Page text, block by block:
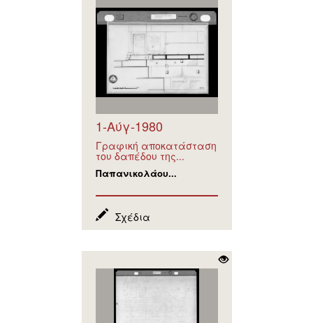
1-Αύγ-1980
Γραφική αποκατάσταση
του δαπέδου της...
Παπανικολάου...
Σχέδια